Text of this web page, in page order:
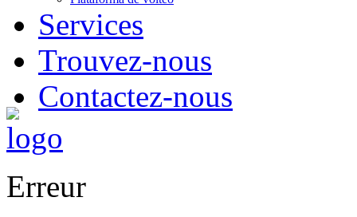
Services
Trouvez-nous
Contactez-nous
Erreur